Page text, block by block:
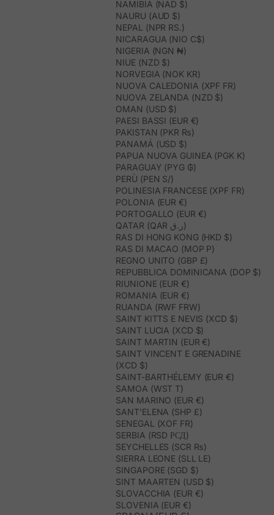
NAMIBIA (NAD $)
NAURU (AUD $)
NEPAL (NPR RS.)
NICARAGUA (NIO C$)
NIGERIA (NGN ₦)
NIUE (NZD $)
NORVEGIA (NOK KR)
NUOVA CALEDONIA (XPF FR)
NUOVA ZELANDA (NZD $)
OMAN (USD $)
PAESI BASSI (EUR €)
PAKISTAN (PKR ₨)
PANAMÁ (USD $)
PAPUA NUOVA GUINEA (PGK K)
PARAGUAY (PYG ₲)
PERÙ (PEN S/)
POLINESIA FRANCESE (XPF FR)
POLONIA (EUR €)
PORTOGALLO (EUR €)
QATAR (QAR ر.ق)
RAS DI HONG KONG (HKD $)
RAS DI MACAO (MOP P)
REGNO UNITO (GBP £)
REPUBBLICA DOMINICANA (DOP $)
RIUNIONE (EUR €)
ROMANIA (EUR €)
RUANDA (RWF FRW)
SAINT KITTS E NEVIS (XCD $)
SAINT LUCIA (XCD $)
SAINT MARTIN (EUR €)
SAINT VINCENT E GRENADINE
(XCD $)
SAINT-BARTHÉLEMY (EUR €)
SAMOA (WST T)
SAN MARINO (EUR €)
SANT’ELENA (SHP £)
SENEGAL (XOF FR)
SERBIA (RSD РСД)
SEYCHELLES (SCR ₨)
SIERRA LEONE (SLL LE)
SINGAPORE (SGD $)
SINT MAARTEN (USD $)
SLOVACCHIA (EUR €)
SLOVENIA (EUR €)